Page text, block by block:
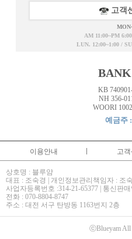
고객
AM 11:00~PM
LUN. 12:00~1:00 /
KB
NH 356-
WOORI
예금주
이용안내 고객
상호명 : 블루얌
대표 : 조숙경 | 개인정보관리책임자 : 조
사업자등록번호 :314-21-65377 | 통신판
전화 : 070-8804-8747
주소 : 대전 서구 탄방동 1163번지 2층
ⓒBlueyam All